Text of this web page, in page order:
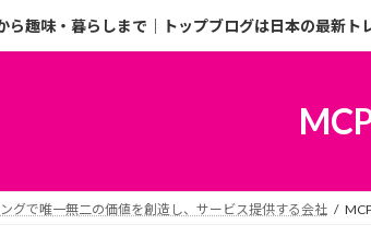
ら趣味・暮らしまで｜トップブログは日本の最新ト
グで唯一無二の価値を創造し、サービス提供する会社